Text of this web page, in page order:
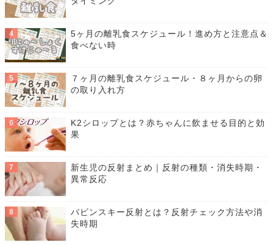
5ヶ月の離乳食スケジュール！進め方と注意点＆
食べない時
７ヶ月の離乳食スケジュール・８ヶ月からの卵
の取り入れ方
K2シロップとは？赤ちゃんに飲ませる目的と効
果
新生児の反射まとめ｜反射の種類・消失時期・
異常反応
バビンスキー反射とは？反射チェック方法や消
失時期